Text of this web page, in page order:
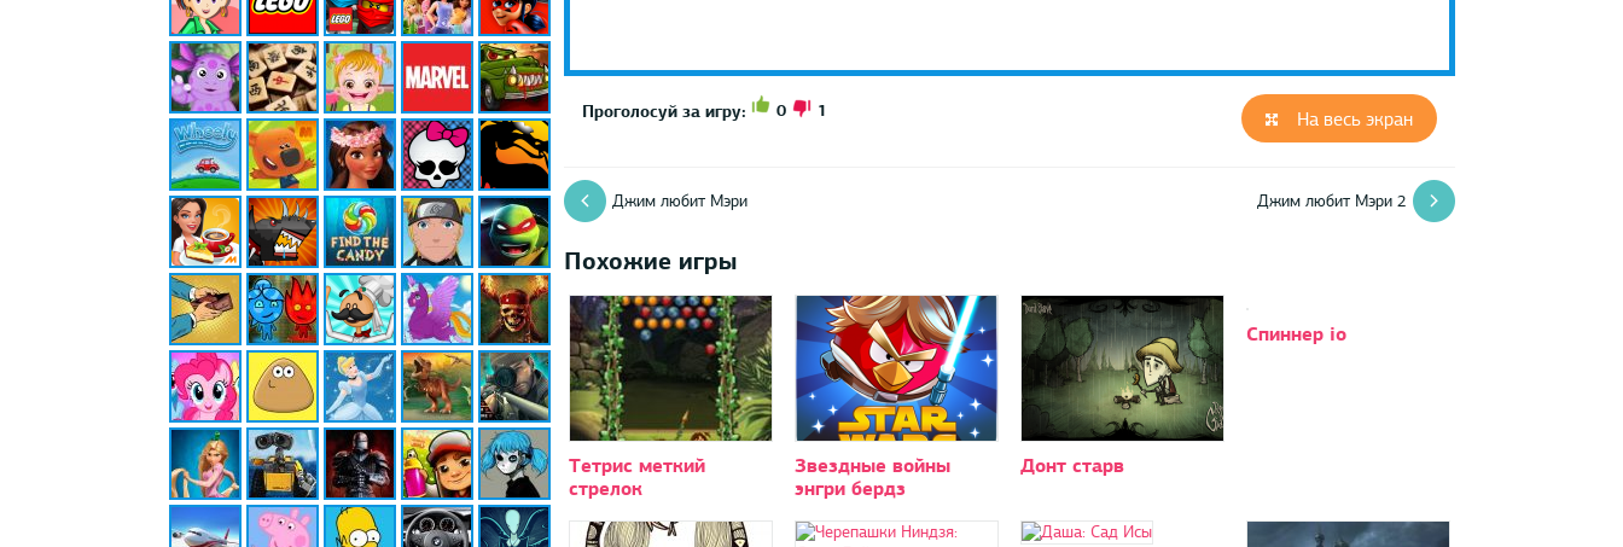
На весь экран
Проголосуй за игру: 0 1
Джим любит Мэри Джим любит Мэри 2
Похожие игры
Тетрис меткий
стрелок
Звездные войны
энгри бердз
Донт старв
Спиннер io